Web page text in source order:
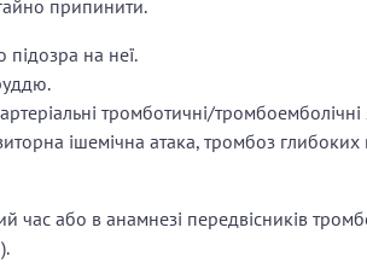
припинити.
підозра на неї.
тромботичні/
ішемічна атака, тромбоз
час або в анамнезі передвісників